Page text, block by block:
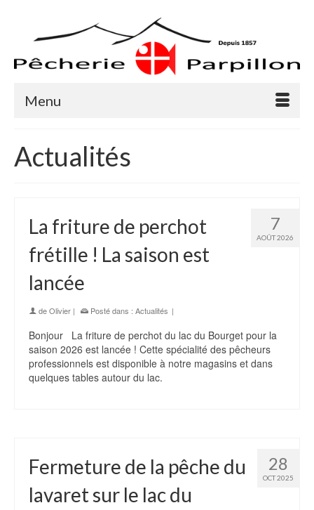
Menu
Actualités
7
AOÛT 2026
La friture de perchot
frétille ! La saison est
lancée
deOlivier | Posté dans : Actualités |
Bonjour La friture de perchot du lac du Bourget pour la
saison 2026 est lancée ! Cette spécialité des pêcheurs
professionnels est disponible à notre magasins et dans
quelques tables autour du lac.
28
OCT 2025
Fermeture de la pêche du
lavaret sur le lac du